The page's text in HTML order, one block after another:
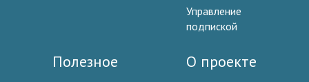
Управление
подпиской
Полезное О проекте